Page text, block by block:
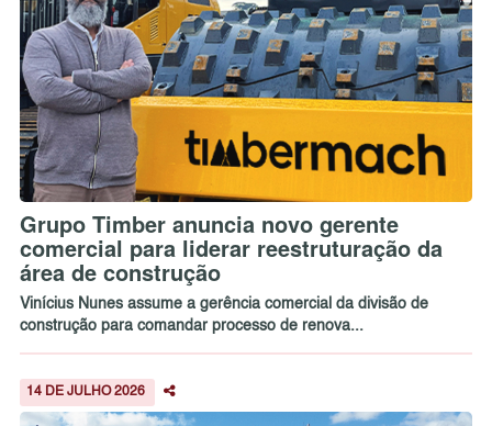
Grupo Timber anuncia novo gerente
comercial para liderar reestruturação da
área de construção
Vinícius Nunes assume a gerência comercial da divisão de
construção para comandar processo de renova...
14 DE JULHO 2026